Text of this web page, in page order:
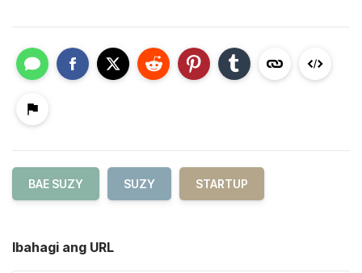
BAE SUZY SUZY STARTUP
Ibahagi ang URL